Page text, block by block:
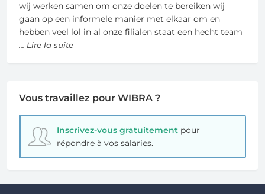
wij werken samen om onze doelen te bereiken wij
gaan op een informele manier met elkaar om en
hebben veel lol in al onze filialen staat een hecht team
... Lire la suite
Vous travaillez pour WIBRA ?
Inscrivez-vous gratuitementpour
répondre à vos salaries.